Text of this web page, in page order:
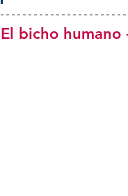
El bicho humano